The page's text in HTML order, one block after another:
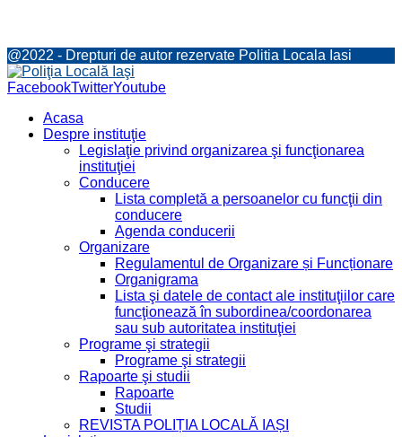
@2022 - Drepturi de autor rezervate Politia Locala Iasi
FacebookTwitterYoutube
Acasa
Despre instituţie
Legislaţie privind organizarea şi funcţionarea
instituţiei
Conducere
Lista completă a persoanelor cu funcţii din
conducere
Agenda conducerii
Organizare
Regulamentul de Organizare și Funcționare
Organigrama
Lista şi datele de contact ale instituţiilor care
funcţionează în subordinea/coordonarea
sau sub autoritatea instituţiei
Programe şi strategii
Programe şi strategii
Rapoarte şi studii
Rapoarte
Studii
REVISTA POLIȚIA LOCALĂ IAȘI